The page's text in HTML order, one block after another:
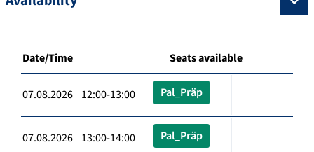
Date/Time Seats available
07.08.2026 12:00-13:00 Pal_Präp
07.08.2026 13:00-14:00 Pal_Präp